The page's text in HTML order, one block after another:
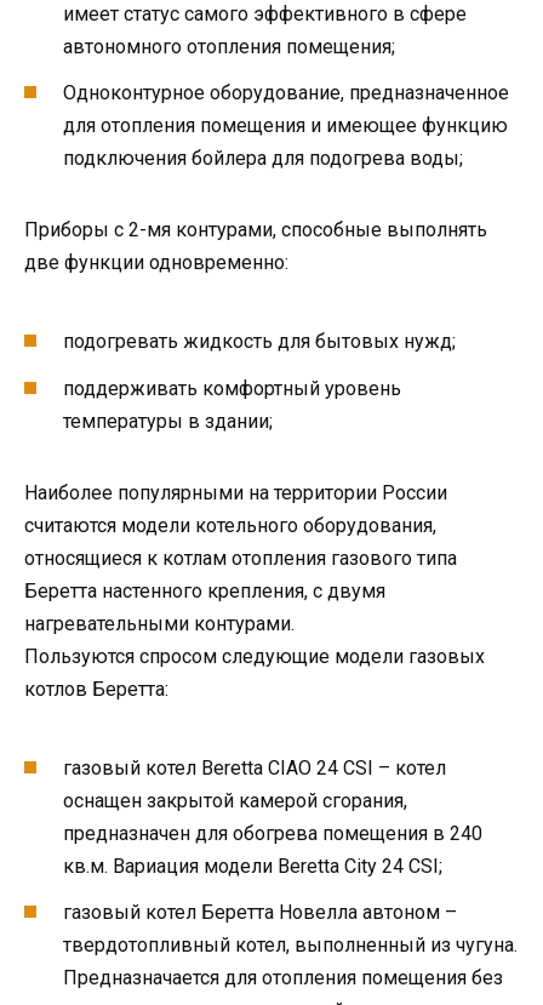
имеет статус самого эффективного в сфере
автономного отопления помещения;
Одноконтурное оборудование, предназначенное
для отопления помещения и имеющее функцию
подключения бойлера для подогрева воды;
Приборы с 2-мя контурами, способные выполнять
две функции одновременно:
подогревать жидкость для бытовых нужд;
поддерживать комфортный уровень
температуры в здании;
Наиболее популярными на территории России
считаются модели котельного оборудования,
относящиеся к котлам отопления газового типа
Беретта настенного крепления, с двумя
нагревательными контурами.
Пользуются спросом следующие модели газовых
котлов Беретта:
газовый котел Beretta CIAO 24 CSI – котел
оснащен закрытой камерой сгорания,
предназначен для обогрева помещения в 240
кв.м. Вариация модели Beretta City 24 CSI;
газовый котел Беретта Новелла автоном –
твердотопливный котел, выполненный из чугуна.
Предназначается для отопления помещения без